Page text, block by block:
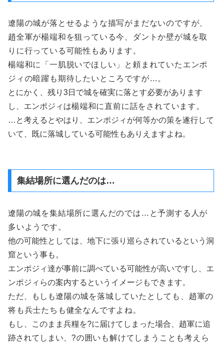
遼陽の城が落とせるような描写がまだないのですが、
趙全軍が楊端和を狙っている今、
ダントか壁が城を取
りに行っている可能性もあります。
楊端和に「一肌脱いでほしい」と頼まれていたエンポ
ジィの暗躍も期待したいところですが…。
とにかく、残り3日で城を確実に落とす必要があります
し、エンポジィは楊端和に直前に話をされています。
…と考えるとやはり、エンポジィが何等かの策を遂行して
いて、既に落城している可能性もありえますよね。
集結場所に選んだのは…
遼陽の城を集結場所に選んだのでは…と予測する人が
多いようです。
他の可能性としては、地下に張り巡らされているという洞
窟という事も。
エンポジィ達が事前に調べている可能性が高いですし、エ
ンポジィらの案内するというイメージもできます。
ただ、もしも遼陽の城を落城していたとしても、 趙軍の
将も兵士たちも健全なんですよね。
もし、このまま兵糧を?に届けてしまった場合、趙軍に追
跡されてしまい、 ?の囲いも解けてしまうことも考えら